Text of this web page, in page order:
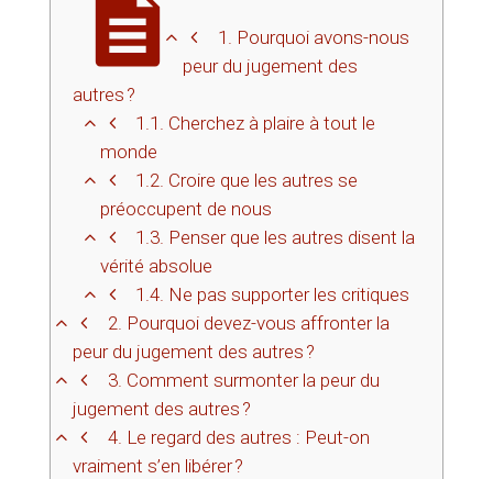
1. Pourquoi avons-nous
peur du jugement des
autres ?
1.1. Cherchez à plaire à tout le
monde
1.2. Croire que les autres se
préoccupent de nous
1.3. Penser que les autres disent la
vérité absolue
1.4. Ne pas supporter les critiques
2. Pourquoi devez-vous affronter la
peur du jugement des autres ?
3. Comment surmonter la peur du
jugement des autres ?
4. Le regard des autres : Peut-on
vraiment s’en libérer ?